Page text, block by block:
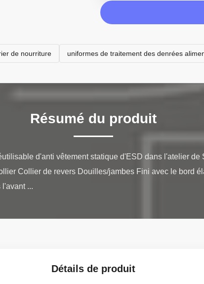
de nourriture uniformes de traitement des denrées
Résumé du produit
d'anti vêtement statique d'ESD dans l'atelier
Collier de revers Douilles/jambes Fini avec le bord
...
Détails de produit